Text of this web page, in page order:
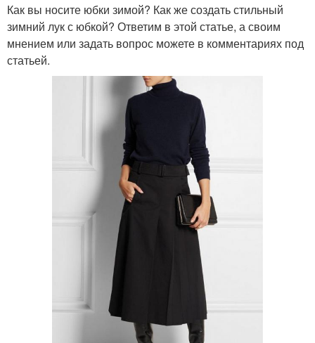
Как вы носите юбки зимой? Как же создать стильный
зимний лук с юбкой? Ответим в этой статье, а своим
мнением или задать вопрос можете в комментариях под
статьей.